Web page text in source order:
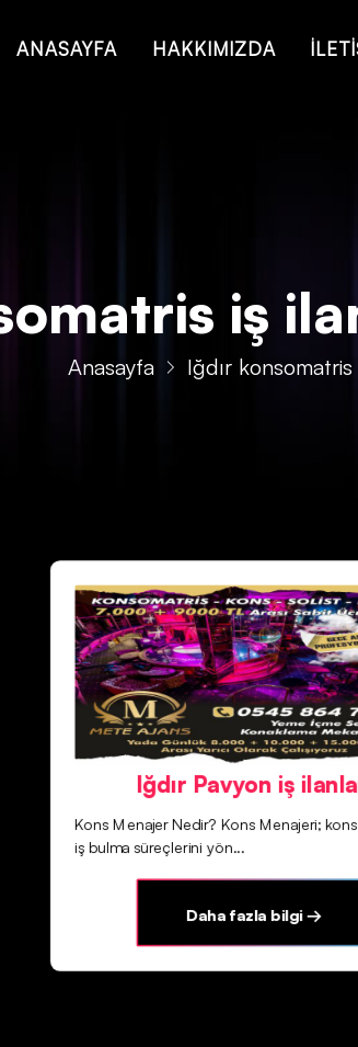
of type string is deprecated in/home/
ANASAYFA HAKKIMIZDA
iş
Anasayfa Iğdır konsomatris
Iğdır Pavyon iş
Kons Menajer Nedir? Kons Menajeri; kons
iş bulma süreçlerini yön...
Daha fazla bilgi →